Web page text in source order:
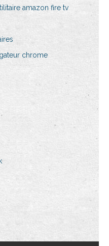
amazon fire tv
chrome